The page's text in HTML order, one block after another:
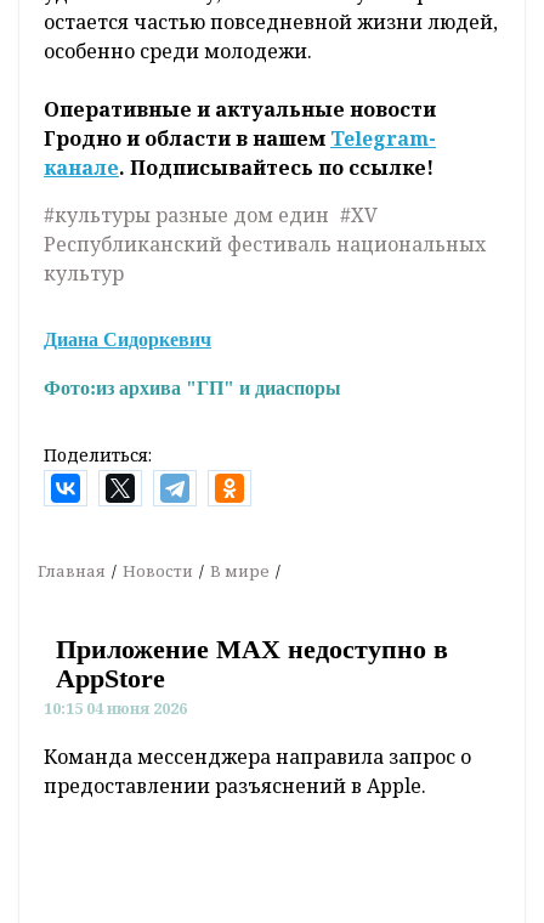
остается частью повседневной жизни людей,
особенно среди молодежи.
Оперативные и актуальные новости
Гродно и области в нашем Telegram-
канале. Подписывайтесь по ссылке!
#культуры разные дом един #XV
Республиканский фестиваль национальных
культур
Диана Сидоркевич
Фото:из архива "ГП" и диаспоры
Поделиться:
Главная Новости В мире
Приложение MAX недоступно в
AppStore
10:15 04 июня 2026
Команда мессенджера направила запрос о
предоставлении разъяснений в Apple.